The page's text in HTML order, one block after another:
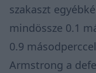
szakaszt
mindössze 0.1
0.9
Armstrong a